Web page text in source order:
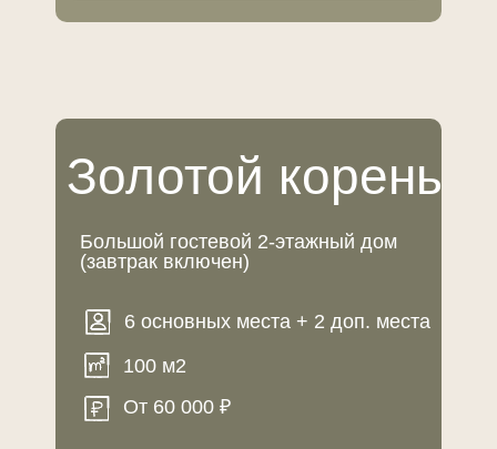
Золотой корень
Большой гостевой 2-этажный дом
(завтрак включен)
6 основных места + 2 доп. места
100 м2
От 60 000 ₽